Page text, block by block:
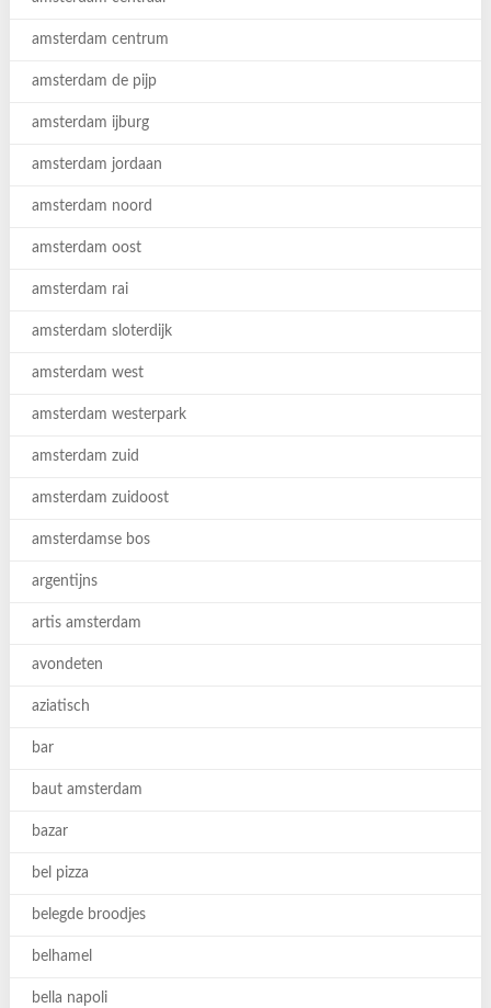
amsterdam centrum
amsterdam de pijp
amsterdam ijburg
amsterdam jordaan
amsterdam noord
amsterdam oost
amsterdam rai
amsterdam sloterdijk
amsterdam west
amsterdam westerpark
amsterdam zuid
amsterdam zuidoost
amsterdamse bos
argentijns
artis amsterdam
avondeten
aziatisch
bar
baut amsterdam
bazar
bel pizza
belegde broodjes
belhamel
bella napoli